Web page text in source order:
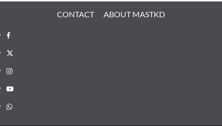
CONTACT ABOUT MASTKD
Facebook
X
Instagram
YouTube
Whatsapp